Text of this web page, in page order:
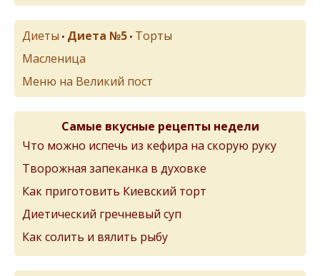
Диеты • Диета №5 • Торты
Масленица
Меню на Великий пост
Самые вкусные рецепты недели
Что можно испечь из кефира на скорую руку
Творожная запеканка в духовке
Как приготовить Киевский торт
Диетический гречневый суп
Как солить и вялить рыбу